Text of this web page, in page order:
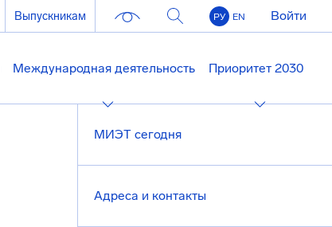
Выпускникам РУ EN Войти
Международная деятельность Приоритет 2030
МИЭТ сегодня
Адреса и контакты